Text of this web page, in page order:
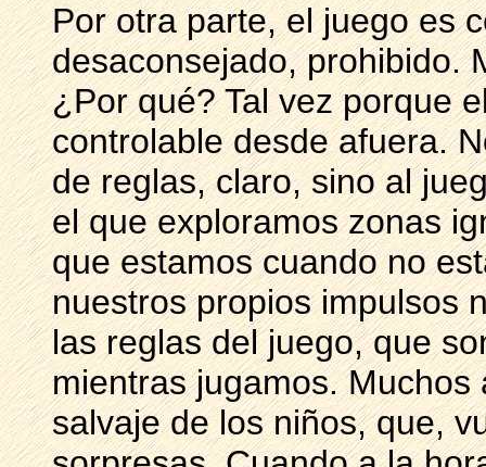
Por otra parte, el juego es
desaconsejado, prohibido.
¿Por qué? Tal vez porque
controlable desde afuera.
de reglas, claro, sino al
el que exploramos zonas
que estamos cuando no
nuestros propios impulsos
las reglas del juego, que
mientras jugamos.
salvaje de los niños, que,